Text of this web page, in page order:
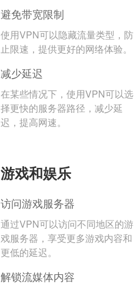
避免带宽限制
使用VPN可以隐藏流量类型，防
止限速，提供更好的网络体验。
减少延迟
在某些情况下，使用VPN可以选
择更快的服务器路径，减少延
迟，提高网速。
游戏和娱乐
访问游戏服务器
通过VPN可以访问不同地区的游
戏服务器，享受更多游戏内容和
更低的延迟。
解锁流媒体内容